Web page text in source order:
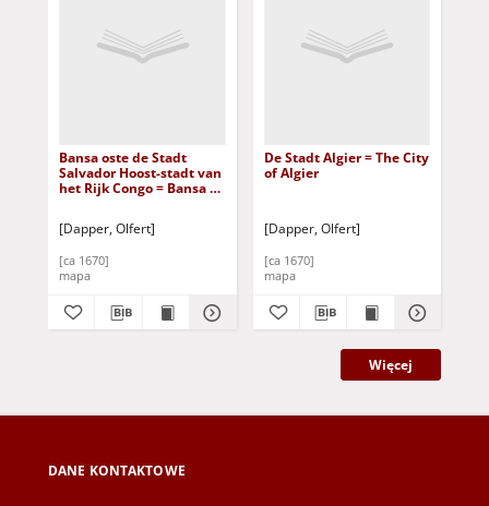
Bansa oste de Stadt
Salvador Hoost-stadt van
het Rijk Congo = Bansa or
[Dokument
[Dapper, Olfert]
[ca 1670]
mapa
De Stadt Algier = The City
of Algier
[Dapper, Olfert]
[ca 1670]
mapa
Więcej
DANE KONTAKTOWE